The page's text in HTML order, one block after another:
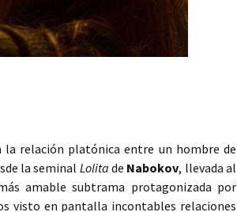
la relación platónica entre un hombre de
la seminal Lolita de Nabokov, llevada al
amable subtrama protagonizada por
visto en pantalla incontables relaciones